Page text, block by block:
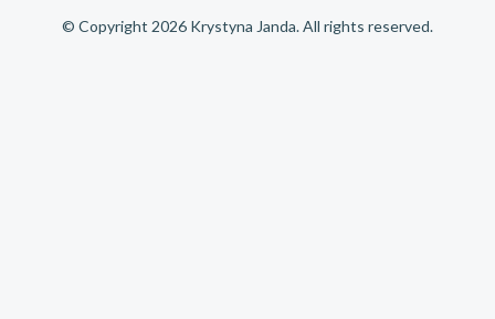
© Copyright 2026 Krystyna Janda. All rights reserved.